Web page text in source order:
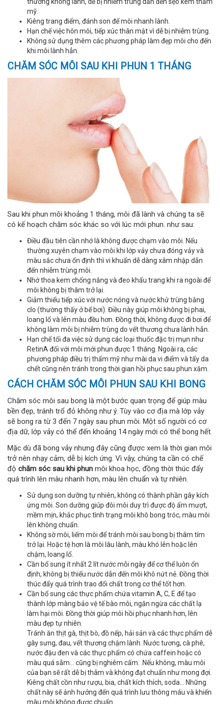
mỹ.
Kiêng trang điểm, đánh son để môi nhanh lành.
Hạn chế việc hôn môi, tiếp xúc thân mật vì dễ bị nhiễm trùng.
Không sử dụng thêm các phương pháp làm đẹp môi cho đến
khi môi lành hẳn.
CHĂM SÓC MÔI SAU KHI PHUN 1 THÁNG
Sau khi phun môi khoảng 1 tháng, môi đã lành và chúng ta sẽ
có kế hoạch chăm sóc khác so với lúc mới phun. như sau:
Điều đầu tiên cần nhớ là không được chạm vào môi. Nếu
thường xuyên chạm vào môi khi lớp vảy chưa đóng vảy và
màu sắc chưa ổn định thì vi khuẩn dễ dàng xâm nhập dẫn
đến nhiễm trùng môi.
Nhớ thoa kem chống nắng và đeo khẩu trang khi ra ngoài để
môi không bị thâm trở lại.
Giảm thiểu tiếp xúc với nước nóng và nước khử trùng bằng
clo (thường thấy ở bể bơi). Điều này giúp môi không bị phai,
loang lổ và lên màu đều hơn. Đồng thời, không được đi bơi để
không làm môi bị nhiễm trùng do vết thương chưa lành hẳn.
Hạn chế tối đa việc sử dụng các loại thuốc đặc trị mụn như
RetinA đối với môi mới phun được 1 tháng. Ngoài ra, các
phương pháp điều trị thẩm mỹ như mài da vi điểm và tẩy da
chết cũng nên tránh trong thời gian hồi phục sau phun xăm.
CÁCH CHĂM SÓC MÔI PHUN SAU KHI BONG
Chăm sóc môi sau bong là một bước quan trọng để giúp màu
bền đẹp, tránh trổ đỏ không như ý. Tùy vào cơ địa mà lớp vảy
sẽ bong ra từ 3 đến 7 ngày sau phun môi. Một số người có cơ
địa dữ, lớp vảy có thể đến khoảng 14 ngày mới có thể bong hết.
Mặc dù đã bong vảy nhưng đây cũng được xem là thời gian môi
trở nên nhạy cảm, dễ bị kích ứng. Vì vậy, chúng ta cần có chế
độ chăm sóc sau khi phun môi khoa học, đồng thời thúc đẩy
quá trình lên màu nhanh hơn, màu lên chuẩn và tự nhiên.
Sử dụng son dưỡng tự nhiên, không có thành phần gây kích
ứng môi. Son dưỡng giúp đôi môi duy trì được độ ẩm mượt,
mềm mịn, khắc phục tình trạng môi khô bong tróc, màu môi
lên không chuẩn.
Không sờ môi, liếm môi để tránh môi sau bong bị thâm tím
trở lại. Hoặc tệ hơn là môi lâu lành, màu khó lên hoặc lên
chậm, loang lổ.
Cần bổ sung ít nhất 2 lít nước mỗi ngày để cơ thể luôn ổn
định, không bị thiếu nước dẫn đến môi khô nứt nẻ. Đồng thời
thúc đẩy quá trình trao đổi chất trong cơ thể tốt hơn.
Cần bổ sung các thực phẩm chứa vitamin A, C, E để tạo
thành lớp màng bảo vệ tế bào môi, ngăn ngừa các chất lạ
làm hại môi. Đồng thời giúp môi hồi phục nhanh hơn, lên
màu đẹp tự nhiên.
Tránh ăn thịt gà, thịt bò, đồ nếp, hải sản và các thực phẩm dễ
gây sưng, đau, vết thương chậm lành. Nước tương, cà phê,
nước đậu đen và các thực phẩm có chứa caffein hoặc có
màu quá sẫm… cũng bị nghiêm cấm. .Nếu không, màu môi
của bạn sẽ rất dễ bị thâm và không đạt chuẩn như mong đợi.
Kiêng chất cồn như rượu, bia, chất kích thích, soda… Những
chất này sẽ ảnh hưởng đến quá trình lưu thông máu và khiến
màu môi không được chuẩn.